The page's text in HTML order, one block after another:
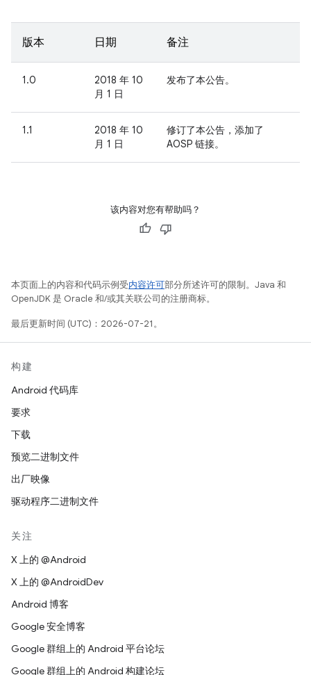
版本 日期 备注
1.0
2018 年 10
月 1 日
发布了本公告。
1.1
2018 年 10
月 1 日
修订了本公告，添加了
AOSP 链接。
该内容对您有帮助吗？
本页面上的内容和代码示例受内容许可部分所述许可的限制。Java 和
OpenJDK 是 Oracle 和/或其关联公司的注册商标。
最后更新时间 (UTC)：2026-07-21。
构建
Android 代码库
要求
下载
预览二进制文件
出厂映像
驱动程序二进制文件
关注
X 上的 @Android
X 上的 @AndroidDev
Android 博客
Google 安全博客
Google 群组上的 Android 平台论坛
Google 群组上的 Android 构建论坛